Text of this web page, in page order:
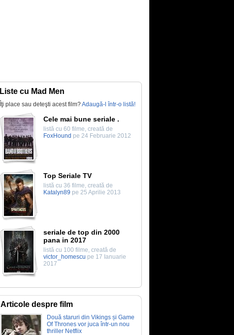
Liste cu Mad Men
Îţi place sau deteşti acest film?Adaugă-l într-o listă!
Cele mai bune seriale .
listă cu 60 filme, creată de
FoxHound pe 24 Februarie 2012
Top Seriale TV
listă cu 36 filme, creată de
Katalyn89 pe 25 Aprilie 2013
seriale de top din 2000
pana in 2017
listă cu 100 filme, creată de
victor_homescu pe 17 Ianuarie
2017
Articole despre film
Două staruri din Vikings și Game
Of Thrones vor juca într-un nou
thriller Netflix